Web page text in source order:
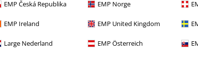
EMP Česká Republika EMP Norge
EMP Ireland EMP United Kingdom
Large Nederland EMP Österreich